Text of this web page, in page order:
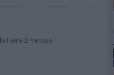
d’Olivi” alla Fiera di Verona